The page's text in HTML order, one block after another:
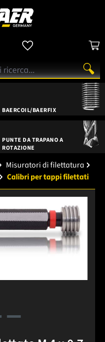
BAERCOIL/BAERFIX
PUNTE DA TRAPANO A
ROTAZIONE
Misuratori di filettatura
Calibri per tappi filettati